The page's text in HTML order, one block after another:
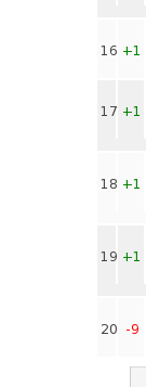
16 +1
17 +1
18 +1
19 +1
20 -9